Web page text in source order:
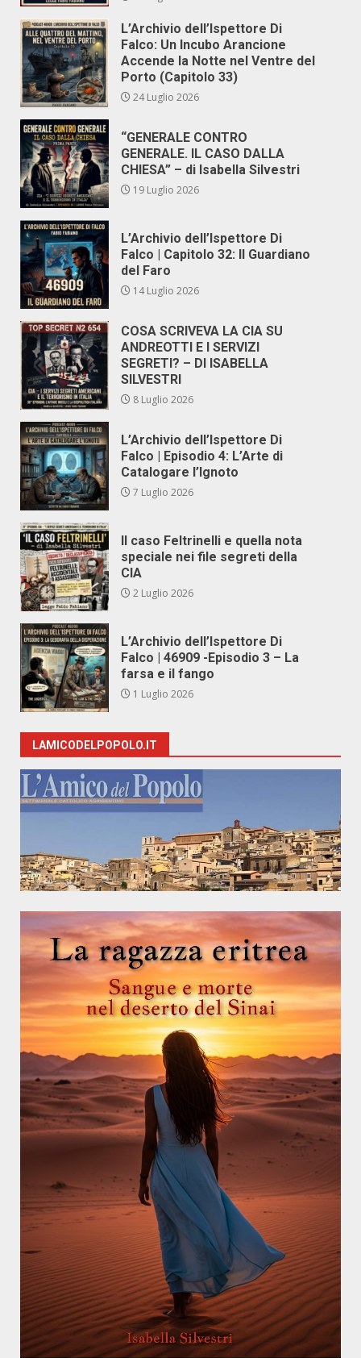
L’Archivio dell’Ispettore Di
Falco: Un Incubo Arancione
Accende la Notte nel Ventre del
Porto (Capitolo 33)
24 Luglio 2026
“GENERALE CONTRO
GENERALE. IL CASO DALLA
CHIESA” – di Isabella Silvestri
19 Luglio 2026
L’Archivio dell’Ispettore Di
Falco | Capitolo 32: Il Guardiano
del Faro
14 Luglio 2026
COSA SCRIVEVA LA CIA SU
ANDREOTTI E I SERVIZI
SEGRETI? – DI ISABELLA
SILVESTRI
8 Luglio 2026
L’Archivio dell’Ispettore Di
Falco | Episodio 4: L’Arte di
Catalogare l’Ignoto
7 Luglio 2026
Il caso Feltrinelli e quella nota
speciale nei file segreti della
CIA
2 Luglio 2026
L’Archivio dell’Ispettore Di
Falco | 46909 -Episodio 3 – La
farsa e il fango
1 Luglio 2026
LAMICODELPOPOLO.IT